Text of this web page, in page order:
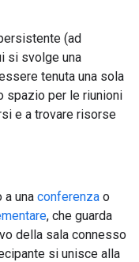
(ad
si svolge una
tenuta una sola
spazio per le riunioni
e a trovare risorse
a una conferenza o
, che guarda
della sala connesso
si unisce alla